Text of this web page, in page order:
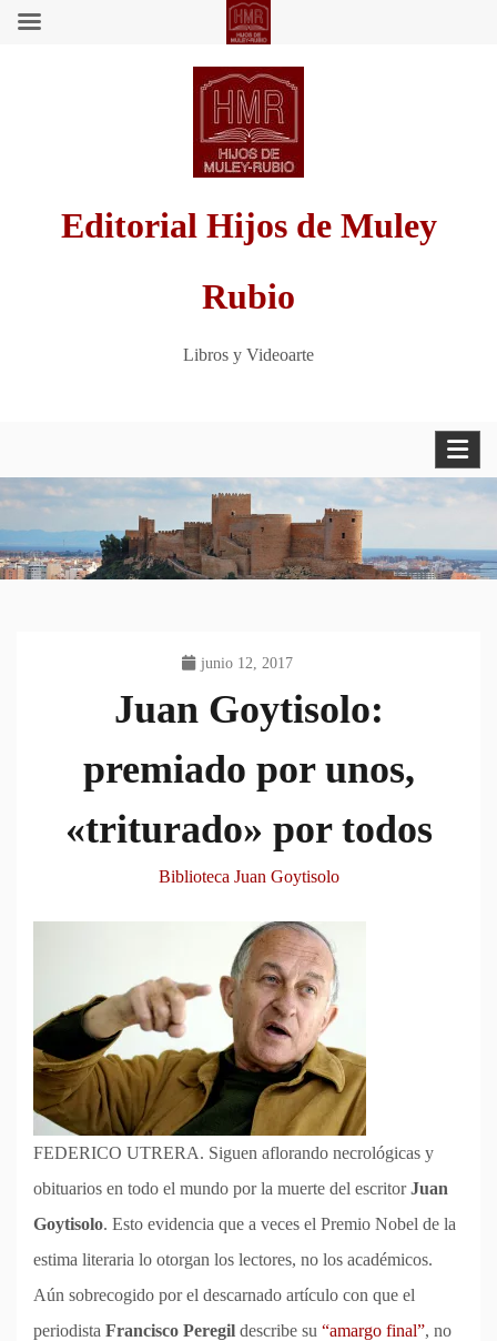
Editorial Hijos de Muley
Rubio
Libros y Videoarte
junio 12, 2017
Juan Goytisolo:
premiado por unos,
«triturado» por todos
Biblioteca Juan Goytisolo
FEDERICO UTRERA. Siguen aflorando necrológicas y
obituarios en todo el mundo por la muerte del escritorJuan
Goytisolo. Esto evidencia que a veces el Premio Nobel de la
estima literaria lo otorgan los lectores, no los académicos.
Aún sobrecogido por el descarnado artículo con que el
periodista Francisco Peregil describe su “amargo final”, no